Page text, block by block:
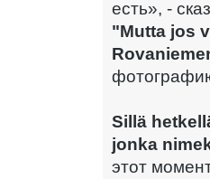
есть», -
"Mutta jos
Sillä
jonka
этот